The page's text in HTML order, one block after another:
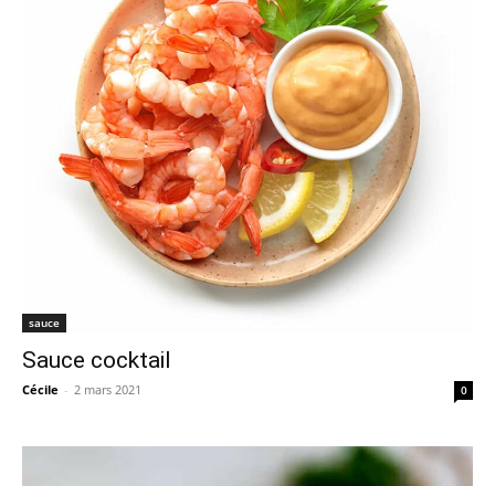
sauce
Sauce cocktail
Cécile - 2 mars 2021 0